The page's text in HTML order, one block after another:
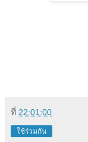
ที่ 22:01:00
ใช้ร่วมกัน